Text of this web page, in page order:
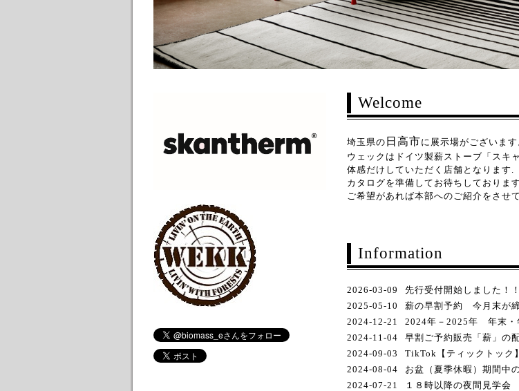
Welcome
埼玉県の 日高市に展示場がございます
ウェックはドイツ製薪ストーブ「スキ
体感だけしていただく店舗となります.
カタログを準備してお待ちしております
ご希望があれば本部へのご紹介をさせ
Information
2026-03-09
先行受付開始しました！
2025-05-10
薪の早割予約 今月末が締
2024-12-21
2024年－2025年 年末・
2024-11-04
早割ご予約販売「薪」の
2024-09-03
TikTok【ティックトック
2024-08-04
お盆（夏季休暇）期間中
2024-07-21
１８時以降の夜間見学会